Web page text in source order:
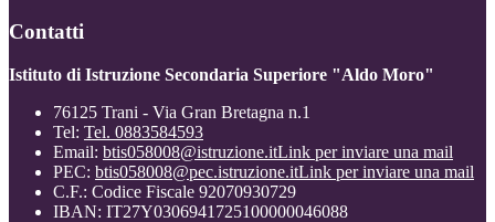
Contatti
Istituto di Istruzione Secondaria Superiore "Aldo Moro"
76125 Trani - Via Gran Bretagna n.1
Tel: Tel. 0883584593
Email: btis058008@istruzione.itLink per inviare una mail
PEC: btis058008@pec.istruzione.itLink per inviare una mail
C.F.: Codice Fiscale 92070930729
IBAN: IT27Y0306941725100000046088